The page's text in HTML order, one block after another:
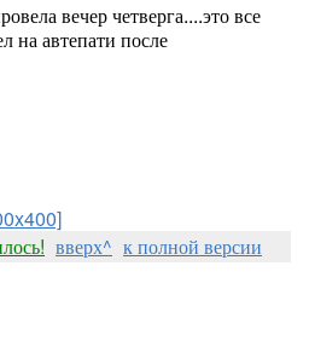
вечер четверга....это все
на автепати после
вверх^ к полной версии